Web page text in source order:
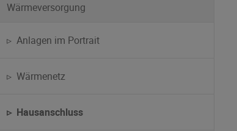
Wärmeversorgung
▹ Anlagen im Portrait
▹ Wärmenetz
▹ Hausanschluss